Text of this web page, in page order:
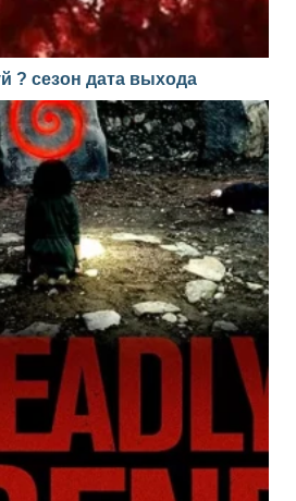
? сезон дата выхода